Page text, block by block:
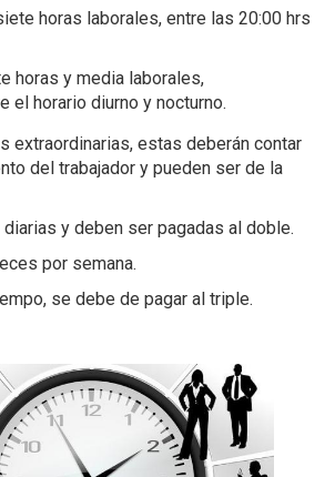
horas laborales, entre las 20:00 hrs
horas y media laborales,
el horario diurno y nocturno.
extraordinarias, estas deberán contar
del trabajador y pueden ser de la
y deben ser pagadas al doble.
por semana.
se debe de pagar al triple.